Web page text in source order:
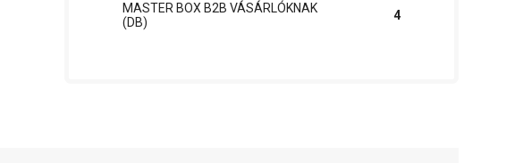
MASTER BOX B2B VÁSÁRLÓKNAK
(DB)
4